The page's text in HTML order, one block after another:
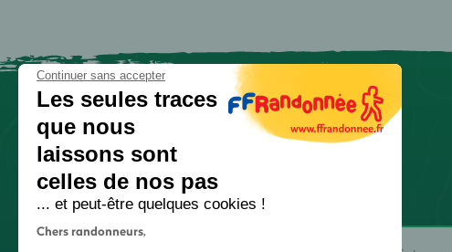
Continuer sans accepter
Les seules traces
que nous
laissons sont
celles de nos pas
... et peut-être quelques cookies !
Chers randonneurs,